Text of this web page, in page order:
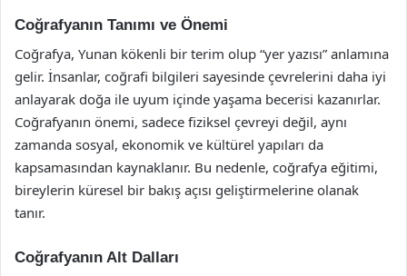
Coğrafyanın Tanımı ve Önemi
Coğrafya, Yunan kökenli bir terim olup “yer yazısı” anlamına
gelir. İnsanlar, coğrafi bilgileri sayesinde çevrelerini daha iyi
anlayarak doğa ile uyum içinde yaşama becerisi kazanırlar.
Coğrafyanın önemi, sadece fiziksel çevreyi değil, aynı
zamanda sosyal, ekonomik ve kültürel yapıları da
kapsamasından kaynaklanır. Bu nedenle, coğrafya eğitimi,
bireylerin küresel bir bakış açısı geliştirmelerine olanak
tanır.
Coğrafyanın Alt Dalları